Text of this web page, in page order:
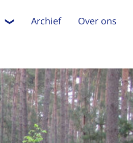
Archief Over ons